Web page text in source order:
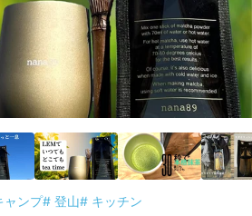
ャンプ# 登山# キッチン